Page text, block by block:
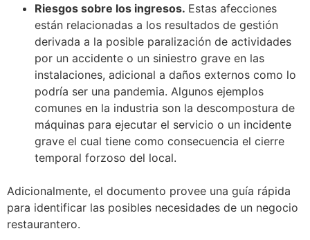
Riesgos sobre los ingresos. Estas afecciones
están relacionadas a los resultados de gestión
derivada a la posible paralización de actividades
por un accidente o un siniestro grave en las
instalaciones, adicional a daños externos como lo
podría ser una pandemia. Algunos ejemplos
comunes en la industria son la descompostura de
máquinas para ejecutar el servicio o un incidente
grave el cual tiene como consecuencia el cierre
temporal forzoso del local.
Adicionalmente, el documento provee una guía rápida
para identificar las posibles necesidades de un negocio
restaurantero.